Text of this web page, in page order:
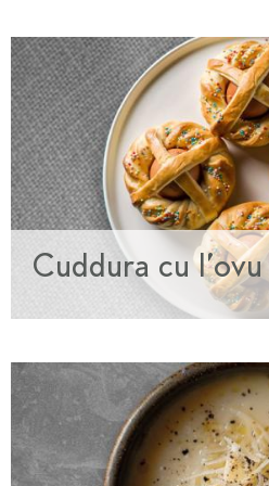
Cuddura cu l’ovu